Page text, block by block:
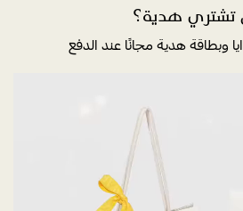
هدية؟
وبطاقة هدية مجانًا عند الدفع